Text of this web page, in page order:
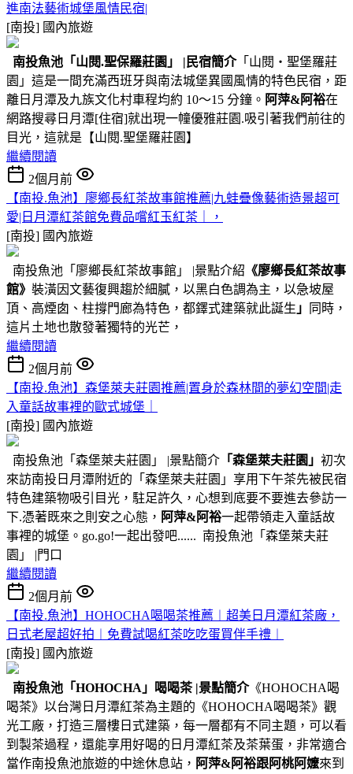
進南法藝術城堡風情民宿|
[南投] 國內旅遊
南投魚池 「山閱.聖保羅莊園」 |民宿簡介「山閱‧聖堡羅莊
園」這是一間充滿西班牙與南法城堡異國風情的特色民宿，距
離日月潭及九族文化村車程均約 10～15 分鐘。 阿萍&阿裕在
網路搜尋日月潭[住宿]就出現一幢優雅莊園.吸引著我們前往的
目光，這就是【山閱.聖堡羅莊園】
繼續閱讀
2個月前
【南投.魚池】廖鄉長紅茶故事館推薦|九蛙疊像藝術造景超可
愛|日月潭紅茶館免費品嚐紅玉紅茶｜，
[南投] 國內旅遊
南投魚池「廖鄉長紅茶故事館」 |景點介紹 《廖鄉長紅茶故事
館》 裝潢因文藝復興趨於細膩，以黑白色調為主，以急坡屋
頂、高煙囱、柱撐門廊為特色，都鐸式建築就此誕生 」
同時，
這片土地也散發著獨特的光芒，
繼續閱讀
2個月前
【南投.魚池】森堡萊夫莊園推薦|置身於森林間的夢幻空間|走
入童話故事裡的歐式城堡｜
[南投] 國內旅遊
南投魚池「森堡萊夫莊園」 |景點簡介 「森堡萊夫莊園」 初次
來訪南投日月潭附近的「森堡萊夫莊園」享用下午茶先被民宿
特色建築物吸引目光，駐足許久，心想到底要不要進去參訪一
下.憑著既來之則安之心態， 阿萍&阿裕一起帶領走入童話故
事裡的城堡。go.go!一起出發吧...... 南投魚池「森堡萊夫莊
園」 |門口
繼續閱讀
2個月前
【南投.魚池】HOHOCHA喝喝茶推薦︱超美日月潭紅茶廠，
日式老屋超好拍︱免費試喝紅茶吃吃蛋買伴手禮︱
[南投] 國內旅遊
南投魚池 「HOHOCHA」喝喝茶 |景點簡介《HOHOCHA喝
喝茶》以台灣日月潭紅茶為主題的《HOHOCHA喝喝茶》觀
光工廠，打造三層樓日式建築，每一層都有不同主題，可以看
到製茶過程，還能享用好喝的日月潭紅茶及茶葉蛋，非常適合
當作南投魚池旅遊的中途休息站， 阿萍&阿裕跟阿桃阿嬤來到